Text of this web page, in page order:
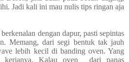
Jadi kali ini mau nulis tips ringan aja
dengan dapur, pasti sepintas
Memang, dari segi bentuk tak jauh
lebih kecil di banding oven. Yang
kerjanya. Kalau oven dari panas